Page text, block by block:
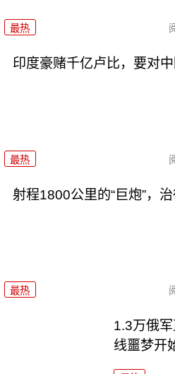
最热
印度豪赌千亿卢比，要对中
最热
射程1800公里的“巨炮”，治
最热
1.3万俄
线噩梦开